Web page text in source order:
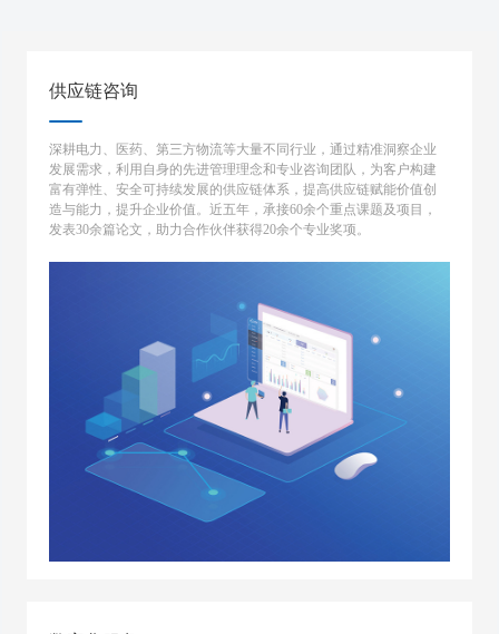
供应链咨询
深耕电力、医药、第三方物流等大量不同行业，通过精准洞察企业
发展需求，利用自身的先进管理理念和专业咨询团队，为客户构建
富有弹性、安全可持续发展的供应链体系，提高供应链赋能价值创
造与能力，提升企业价值。近五年，承接60余个重点课题及项目，
发表30余篇论文，助力合作伙伴获得20余个专业奖项。